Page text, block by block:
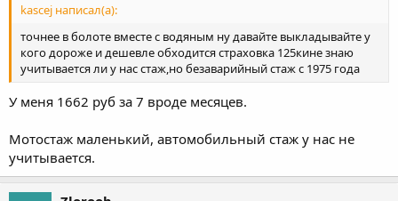
kascej написал(а):
точнее в болоте вместе с водяным ну давайте выкладывайте у
кого дороже и дешевле обходится страховка 125кине знаю
учитывается ли у нас стаж,но безаварийный стаж с 1975 года
У меня 1662 руб за 7 вроде месяцев.
Мотостаж маленький, автомобильный стаж у нас не
учитывается.